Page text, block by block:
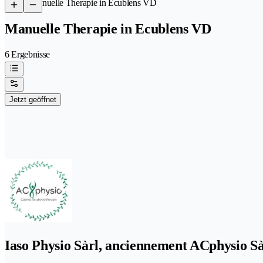
/Manuelle Therapie in Ecublens VD
Manuelle Therapie in Ecublens VD
6 Ergebnisse
Jetzt geöffnet
Iaso Physio Sàrl, anciennement ACphysio